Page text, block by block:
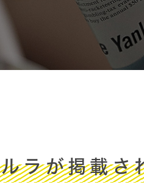
ルラが掲載さ